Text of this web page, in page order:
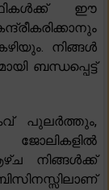
ഈ
നിങ്ങൾ
ബന്ധപ്പെട്ട്
പുലർത്തും,
നിങ്ങൾക്ക്